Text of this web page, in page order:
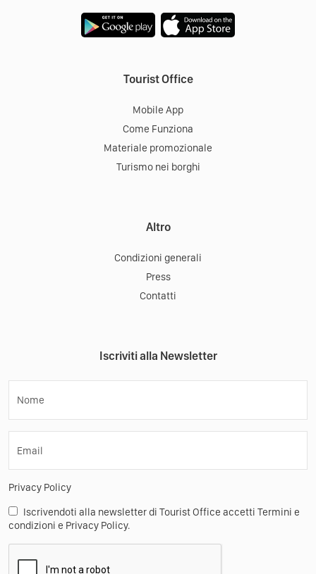
Tourist Office
Mobile App
Come Funziona
Materiale promozionale
Turismo nei borghi
Altro
Condizioni generali
Press
Contatti
Iscriviti alla Newsletter
Nome
Email
Privacy Policy
Iscrivendoti alla newsletter di Tourist Office accetti Termini e
condizioni e Privacy Policy.